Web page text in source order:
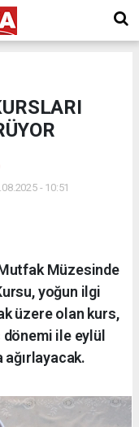
- 10:51
Müzesinde
yoğun ilgi
üzere olan kurs,
dönemi ile eylül